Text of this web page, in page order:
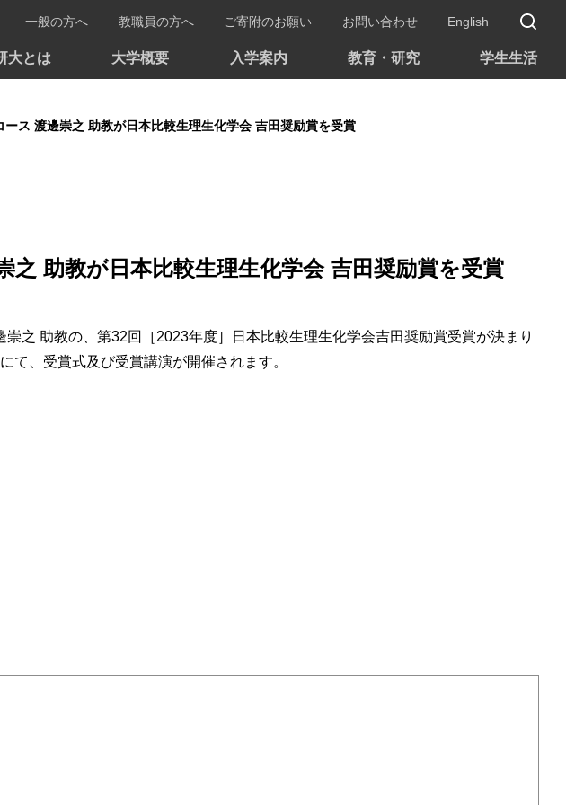
大とは 大学概要 入学案内 教育・研究 学生生活
一般の方へ 教職員の方へ ご寄附のお願い お問い合わせ English
ース 渡邊崇之 助教が日本比較生理生化学会 吉田奨励賞を受賞
之 助教が日本比較生理生化学会 吉田奨励賞を受賞
之 助教の、第32回［2023年度］日本比較生理生化学会吉田奨励賞受賞が決まり
て、受賞式及び受賞講演が開催されます。